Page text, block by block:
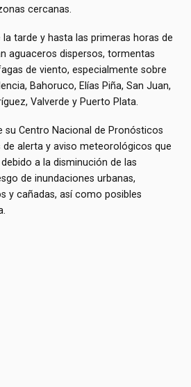
cercanas.
la tarde y hasta las primeras horas de
aguaceros dispersos, tormentas
de viento, especialmente sobre
Bahoruco, Elías Piña, San Juan,
Valverde y Puerto Plata.
su Centro Nacional de Pronósticos
alerta y aviso meteorológicos que
a la disminución de las
de inundaciones urbanas,
y cañadas, así como posibles